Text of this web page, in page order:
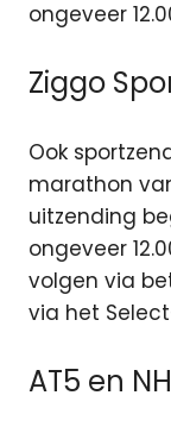
ongeveer
Ziggo
Ook
marathon
uitzending
ongeveer
volgen via
via het
AT5 en NH